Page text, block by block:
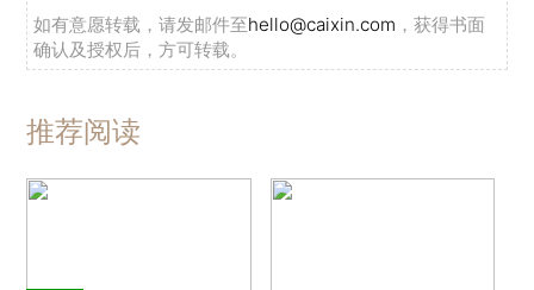
如有意愿转载，请发邮件至hello@caixin.com ，获得书面
确认及授权后，方可转载。
推荐阅读